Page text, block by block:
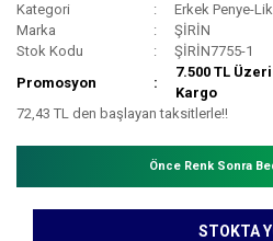
Kategori
Erkek Penye-
Marka
ŞİRİN
Stok Kodu
ŞİRİN7755-1
Promosyon
7.500 TL
Kargo
72,43 TL den başlayan taksitlerle!!
Önce Renk Sonra
STOKTA